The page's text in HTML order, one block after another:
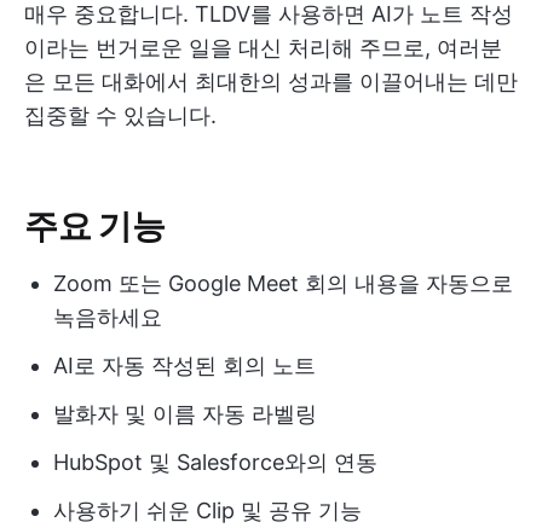
매우 중요합니다. TLDV를 사용하면 AI가 노트 작성
이라는 번거로운 일을 대신 처리해 주므로, 여러분
은 모든 대화에서 최대한의 성과를 이끌어내는 데만
집중할 수 있습니다.
주요 기능
Zoom 또는 Google Meet 회의 내용을 자동으로
녹음하세요
AI로 자동 작성된 회의 노트
발화자 및 이름 자동 라벨링
HubSpot 및 Salesforce와의 연동
사용하기 쉬운 Clip 및 공유 기능